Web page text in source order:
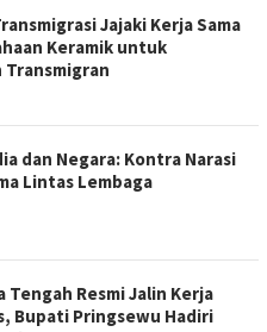
Jajaki Kerja Sama
Keramik untuk
Transmigran
dan Negara: Kontra Narasi
Lintas Lembaga
Tengah Resmi Jalin Kerja
Bupati Pringsewu Hadiri